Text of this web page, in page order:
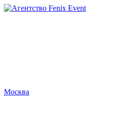
Агентство
Москва